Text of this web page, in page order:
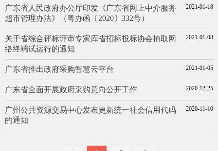
广东省人民政府办公厅印发《广东省网上中介服务
超市管理办法》（粤办函〔2020〕332号）
2021-01-18
关于省综合评标评审专家库省招标投标协会抽取网
络终端试运行的通知
2021-01-08
广东省推出政府采购智慧云平台 2021-01-05
广东省全面开展政府采购意向公开工作 2020-12-25
广州公共资源交易中心发布更新统一社会信用代码
的通知
2020-11-10